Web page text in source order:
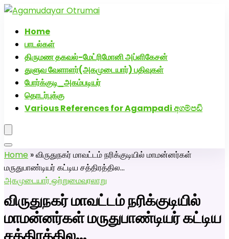
Home
பாடல்கள்
திருமண தகவல்-மேட்ரிமோனி அப்ளிகேசன்
துளுவ வேளாளர்(அகமுடையார்) பதிவுகள்
போர்க்குடி_அகம்படியர்
தொடர்புக்கு
Various References for Agampadi අගම්පඩි
Home »விருதுநகர் மாவட்டம் நரிக்குடியில் மாமன்னர்கள்
மருதுபாண்டியர் கட்டிய சத்திரத்தில…
அகமுடையார் ஒற்றுமைவரலாறு
விருதுநகர் மாவட்டம் நரிக்குடியில்
மாமன்னர்கள் மருதுபாண்டியர் கட்டிய
அகமுடையார் திருமண வரன்களுக்கு அகமுடையார்மேட்ரி-